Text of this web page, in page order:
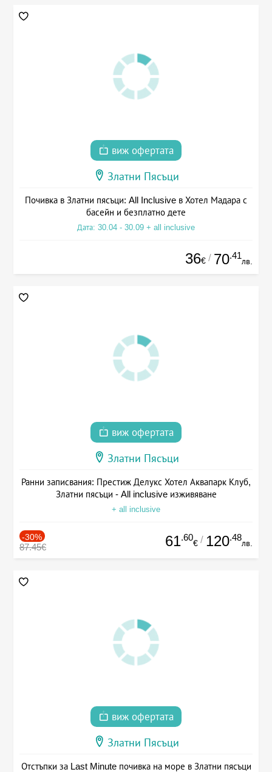
виж офертата
Златни Пясъци
Почивка в Златни пясъци: All Inclusive в Хотел Мадара с
басейн и безплатно дете
Дата: 30.04 - 30.09 + all inclusive
36€ / 70.41
лв.
виж офертата
Златни Пясъци
Ранни записвания: Престиж Делукс Хотел Аквапарк Клуб,
Златни пясъци - All inclusive изживяване
+ all inclusive
-30%
87.45€ 61.60
€ / 120.48
лв.
виж офертата
Златни Пясъци
Отстъпки за Last Minute почивка на море в Златни пясъци